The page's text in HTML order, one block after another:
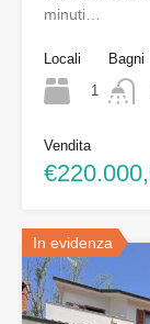
minuti…
Locali
1
Bagni
Vendita
In evidenza